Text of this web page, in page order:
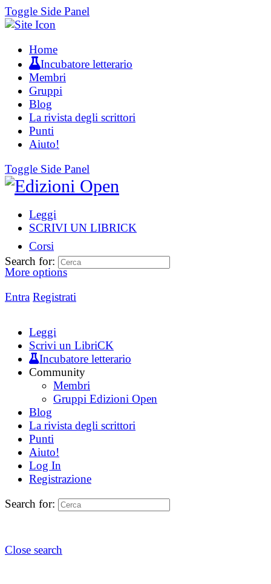
Toggle Side Panel
Home
Incubatore letterario
Membri
Gruppi
Blog
La rivista degli scrittori
Punti
Aiuto!
Toggle Side Panel
Leggi
SCRIVI UN LIBRICK
Corsi
More options
Entra Registrati
Search for:
Leggi
Scrivi un LibriCK
Incubatore letterario
Community
Membri
Gruppi Edizioni Open
Blog
La rivista degli scrittori
Punti
Aiuto!
Log In
Registrazione
Search for:
Close search